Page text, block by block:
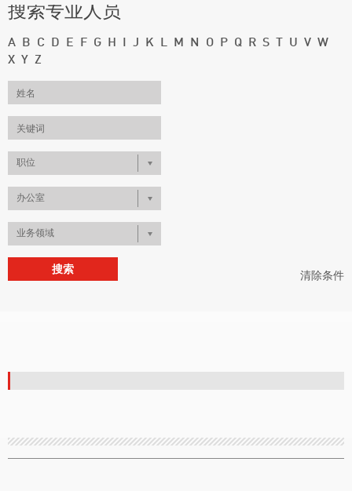
搜索专业人员
A B C D E F G H J K L M N O P Q R S T U V W
X Y Z
职位
办公室
业务领域
清除条件